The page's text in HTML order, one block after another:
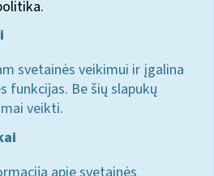
svetainės veikimui ir įgalina
funkcijas. Be šių slapukų
veikti.
apie svetainės